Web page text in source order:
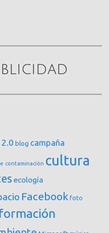
2.0 blog campaña
contaminación cultura
ecología
Facebook foto